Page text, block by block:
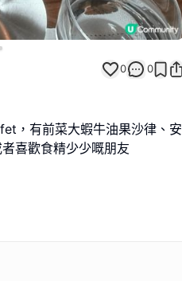
0 0
，有前菜大蝦牛油果沙律、安